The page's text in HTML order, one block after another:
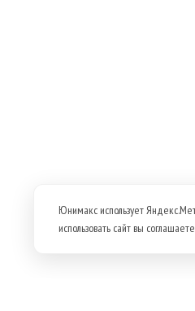
Юнимакс использует
использовать сайт вы